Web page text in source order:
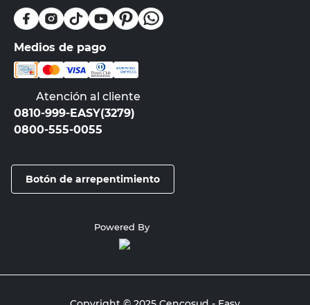
Medios de pago
Atención al cliente
0810-999-EASY(3279)
0800-555-0055
Botón de arrepentimiento
Powered By